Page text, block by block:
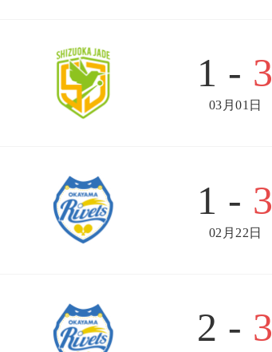
1 - 3
03月01日
1 - 3
02月22日
2 - 3